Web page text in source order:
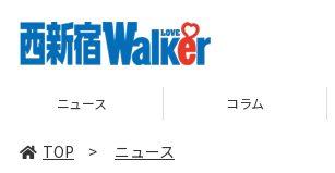
ニュース コラム
TOP > ニュース